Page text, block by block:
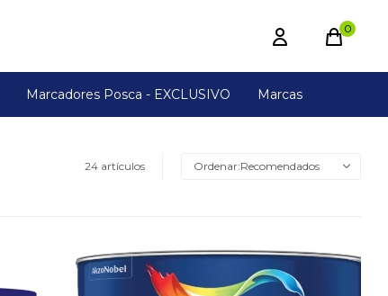
Marcadores Posca - EXCLUSIVO Marcas
0
24 artículos Recomendados